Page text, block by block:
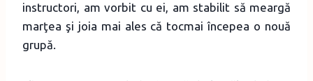
instructori, am vorbit cu ei, am stabilit să meargă
marţea şi joia mai ales că tocmai începea o nouă
grupă.